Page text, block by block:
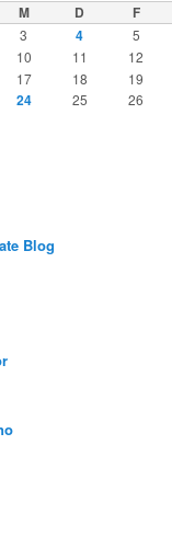
M D F
3 4 5
10 11 12
17 18 19
24 25 26
Blog